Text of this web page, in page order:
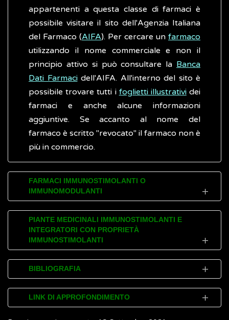
appartenenti a questa classe di farmaci è
possibile visitare il sito dell'Agenzia Italiana
del Farmaco (AIFA). Per cercare un farmaco
utilizzando il nome commerciale e non il
principio attivo si può consultare la Banca
Dati Farmacidell'AIFA. All'interno del sito è
possibile trovare tutti i foglietti illustratividei
farmaci e anche alcune informazioni
aggiuntive. Se accanto al nome del
farmaco è scritto "revocato" il farmaco non è
più in commercio.
FARMACI IMMUNOSTIMOLANTI O
IMMUNOMODULANTI
I farmaci immunomodulanti migliorano la
risposta immunitaria dell'organismo contro i
tumori. Comprendono non solo le
chiamate citochine, molecole ​​che
normalmente aiutano a regolare o a
modulare l'attività del sistema immunitario,
ma anche gli agenti microbici e altri farmaci
PIANTE MEDICINALI IMMUNOSTIMOLANTI E
INTEGRATORI CON PROPRIETÀ
IMMUNOSTIMOLANTI
Gli immunostimolanti fitoterapici naturali
non sono veri e proprifarmacima sono
sostanze che potenziano in modo aspecifico
le resistenze naturali dell’organismo (droghe
BIBLIOGRAFIA
National Cancer Institute (NIH).
therapies for cancer(Inglese)
LINK DI APPROFONDIMENTO